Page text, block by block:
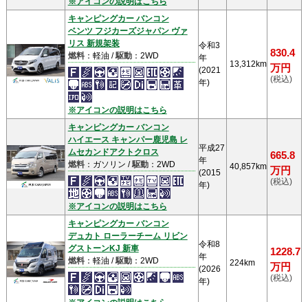
キャンピングカー バンコン
ベンツ フジカーズジャパン ヴァ
リス 新規架装
燃料：軽油 /駆動：2WD
※アイコンの説明はこちら
令和3
年
(2021
年)
13,312km
830.4
万円
(税込)
キャンピングカー バンコン
ハイエース キャンパー鹿児島 レ
ムセカンドアクトクロス
燃料：ガソリン /駆動：2WD
※アイコンの説明はこちら
平成27
年
(2015
年)
40,857km
665.8
万円
(税込)
キャンピングカー バンコン
デュカト ローラーチーム リビン
グストーンKJ 新車
燃料：軽油 /駆動：2WD
令和8
年
(2026
年)
224km
1228.7
万円
(税込)